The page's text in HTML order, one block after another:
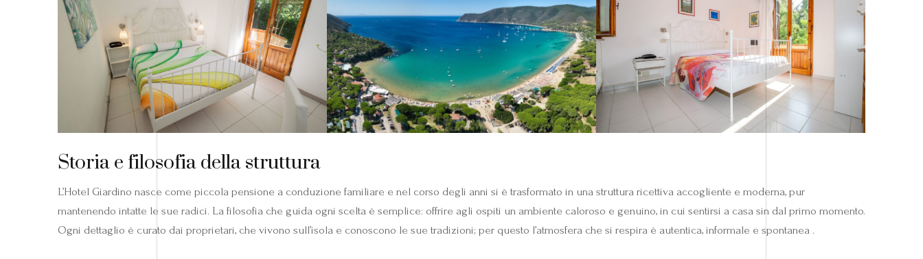
Storia e filosofia della struttura
L’Hotel Giardino nasce come piccola pensione a conduzione familiare e nel corso degli anni si è trasformato in una struttura ricettiva accogliente e moderna, pur
mantenendo intatte le sue radici. La filosofia che guida ogni scelta è semplice: offrire agli ospiti un ambiente caloroso e genuino, in cui sentirsi a casa sin dal primo momento.
Ogni dettaglio è curato dai proprietari, che vivono sull’isola e conoscono le sue tradizioni; per questo l’atmosfera che si respira è autentica, informale e spontanea .